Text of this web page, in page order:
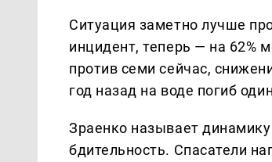
Ситуация заметно лучше
инцидент, теперь — на 62%
против семи сейчас,
год назад на воде погиб
Зраенко называет
бдительность. Спасатели